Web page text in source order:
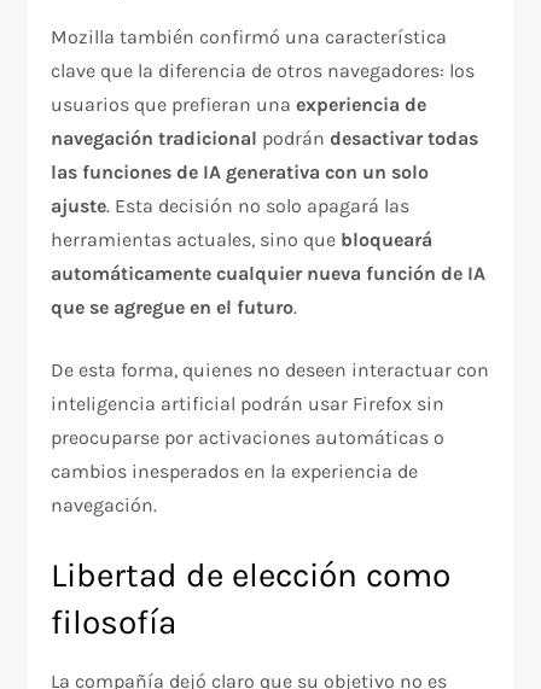
Mozilla también confirmó una característica
clave que la diferencia de otros navegadores: los
usuarios que prefieran unaexperiencia de
navegación tradicional podrándesactivar todas
las funciones de IA generativa con un solo
ajuste. Esta decisión no solo apagará las
herramientas actuales, sino que bloqueará
automáticamente cualquier nueva función de IA
que se agregue en el futuro.
De esta forma, quienes no deseen interactuar con
inteligencia artificial podrán usar Firefox sin
preocuparse por activaciones automáticas o
cambios inesperados en la experiencia de
navegación.
Libertad de elección como
filosofía
La compañía dejó claro que su objetivo no es